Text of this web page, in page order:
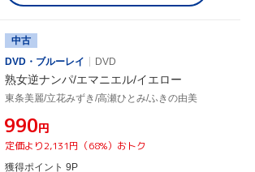
中古
DVD・ブルーレイ
DVD
熟女逆ナンパ/エマニエル/イエロー
東条美麗/立花みずき/高瀬ひとみ/ふきの由美
¥990円
定価より2,131円（68%）おトク
獲得ポイント 9P